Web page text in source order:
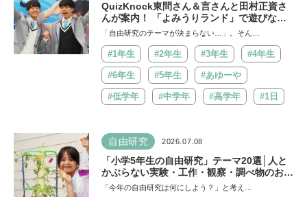
QuizKnock東問さん＆言さんと田村正資さ
んが案内！ 「よみうりランド」で遊びなが
ら自由研究が進む期間限定イベントが開催
「自由研究のテーマが決まらない…」。そん…
#1年生 #2年生 #3年生 #4年生
#6年生 #5年生 #あゆーや
#低学年 #中学年 #高学年 #1日
自由研究 2026.07.08
「小学5年生の自由研究」テーマ20選│人と
かぶらない実験・工作・観察・調べ物のおす
すめ
「今年の自由研究は何にしよう？」と考え…